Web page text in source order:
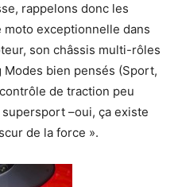
rappelons donc les
exceptionnelle dans
son châssis multi-rôles
Modes bien pensés (Sport,
de traction peu
–oui, ça existe
de la force ».